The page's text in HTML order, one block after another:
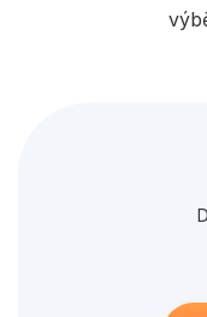
Populárně -
Příroda a
Společnost,